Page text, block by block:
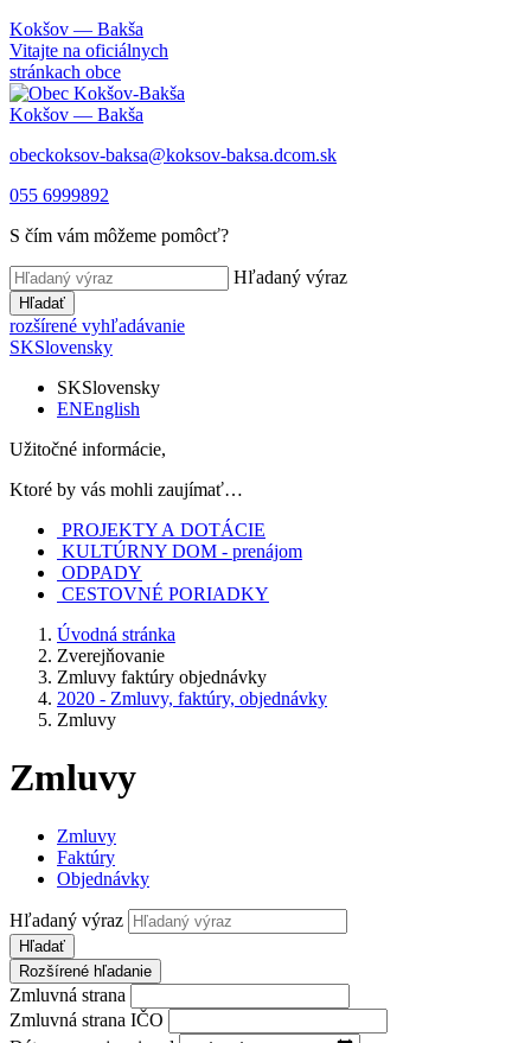
Kokšov — Bakša
Vitajte na oficiálnych
stránkach obce
Kokšov — Bakša
obeckoksov-baksa@koksov-baksa.dcom.sk
055 6999892
S čím vám môžeme pomôcť?
Hľadaný výraz
Hľadať
rozšírené vyhľadávanie
SKSlovensky
SKSlovensky
ENEnglish
Užitočné informácie,
Ktoré by vás mohli zaujímať…
PROJEKTY A DOTÁCIE
KULTÚRNY DOM - prenájom
ODPADY
CESTOVNÉ PORIADKY
Úvodná stránka
Zverejňovanie
Zmluvy faktúry objednávky
2020 - Zmluvy, faktúry, objednávky
Zmluvy
Zmluvy
Zmluvy
Faktúry
Objednávky
Hľadaný výraz
Hľadať
Rozšírené hľadanie
Zmluvná strana
Zmluvná strana IČO